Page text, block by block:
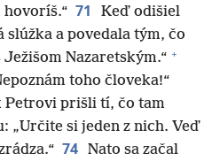
hovoríš.“ 71
Keď odišiel
slúžka a povedala tým, čo
Nazaretským.“ +
toho človeka!“
Petrovi prišli tí, čo tam
„Určite si jeden z nich. Veď
74 Nato sa začal